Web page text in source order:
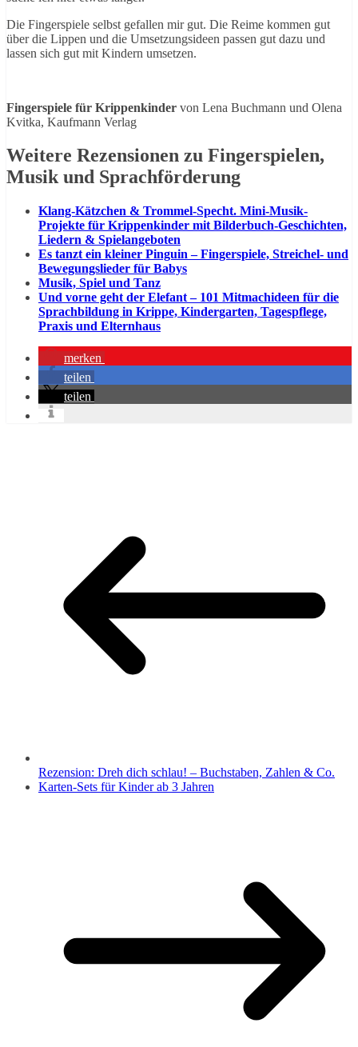
Die Fingerspiele selbst gefallen mir gut. Die Reime kommen gut
über die Lippen und die Umsetzungsideen passen gut dazu und
lassen sich gut mit Kindern umsetzen.
Fingerspiele für Krippenkinder von Lena Buchmann und Olena
Kvitka, Kaufmann Verlag
Weitere Rezensionen zu Fingerspielen,
Musik und Sprachförderung
Klang-Kätzchen & Trommel-Specht. Mini-Musik-
Projekte für Krippenkinder mit Bilderbuch-Geschichten,
Liedern & Spielangeboten
Es tanzt ein kleiner Pinguin – Fingerspiele, Streichel- und
Bewegungslieder für Babys
Musik, Spiel und Tanz
Und vorne geht der Elefant – 101 Mitmachideen für die
Sprachbildung in Krippe, Kindergarten, Tagespflege,
Praxis und Elternhaus
merken
teilen
teilen
Rezension: Dreh dich schlau! – Buchstaben, Zahlen & Co.
Karten-Sets für Kinder ab 3 Jahren